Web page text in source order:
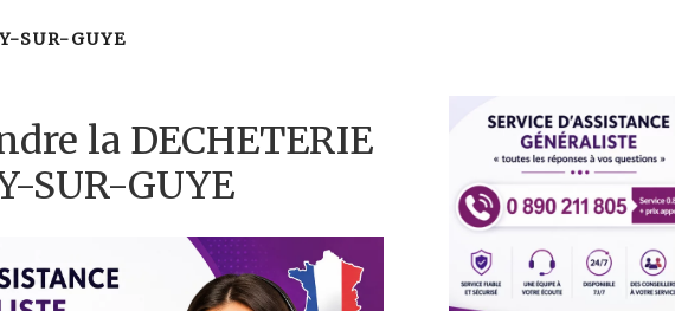
SUR-GUYE
la DECHETERIE
SUR-GUYE